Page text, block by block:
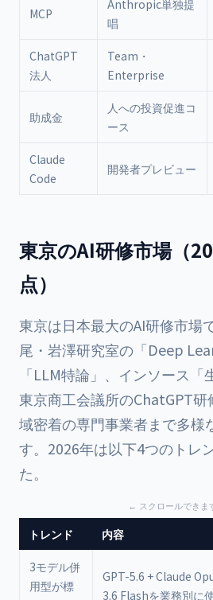
MCP
Anthropic単独提
唱
ChatGPT
法人
Team・
Enterprise
助成金
人への投資促進コ
ース
Claude
Code
開発者プレビュー
東京のAI研修市場（
点）
東京は日本最大のAI研修市場
尾・岩澤研究室の「Deep
「LLM特論」、インソース「
東京商工会議所のChatGPT
域密着の専門事業者まで多様
す。2026年は以下4つのトレ
た。
トレンド 内容
3モデル併
用型が標
GPT-5.6 + Claude
3.6 Flashを業務別に